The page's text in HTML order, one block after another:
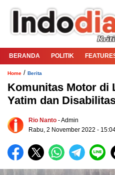
BERANDA POLITIK
Home / Berita
Komunitas Motor di
Yatim dan
Rio Nanto - Admin
Rabu, 2 November 2022 -